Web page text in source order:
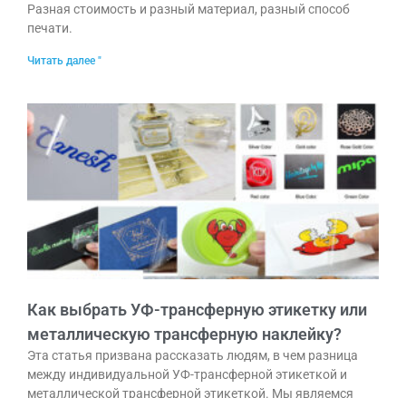
Разная стоимость и разный материал, разный способ
печати.
Читать далее "
Как выбрать УФ-трансферную этикетку или
металлическую трансферную наклейку?
Эта статья призвана рассказать людям, в чем разница
между индивидуальной УФ-трансферной этикеткой и
металлической трансферной этикеткой. Мы являемся